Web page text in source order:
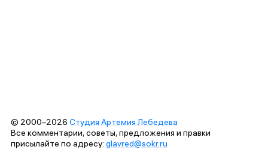
© 2000–2026 Студия Артемия Лебедева
Все комментарии, советы, предложения и правки
присылайте по адресу: glavred@sokr.ru